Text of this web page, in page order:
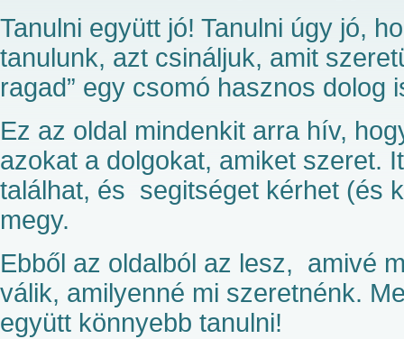
Tanulni együtt jó! Tanulni úgy jó,
tanulunk, azt csináljuk, amit
ragad” egy csomó hasznos dolog
Ez az oldal mindenkit arra hív,
azokat a dolgokat, amiket szeret.
találhat, és segitséget kérhet (és
megy.
Ebből az oldalból az lesz, amivé
válik, amilyenné mi szeretnénk.
együtt könnyebb tanulni!